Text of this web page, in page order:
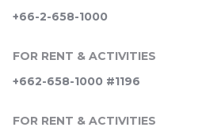
+66-2-658-1000
FOR RENT & ACTIVITIES
+662-658-1000 #1196
FOR RENT & ACTIVITIES